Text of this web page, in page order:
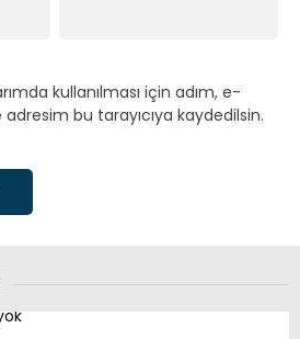
kullanılması için adım, e-
bu tarayıcıya kaydedilsin.